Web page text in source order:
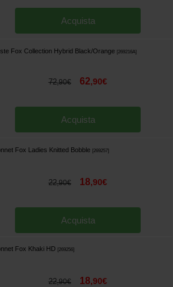
Acquista
Fox Collection Hybrid Black/Orange 269216A]
72,90€ 62,90€
Acquista
Fox Ladies Knitted Bobble 269257]
22,90€ 18,90€
Acquista
Fox Khaki HD 269256]
22,90€ 18,90€